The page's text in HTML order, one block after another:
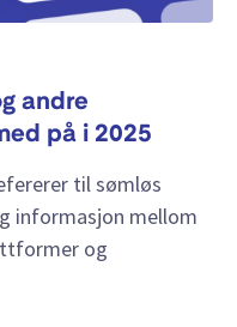
andre
på i 2025
til sømløs
informasjon mellom
og